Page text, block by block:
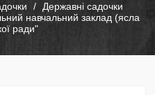
Державні садочки
навчальний заклад (ясла
ради"